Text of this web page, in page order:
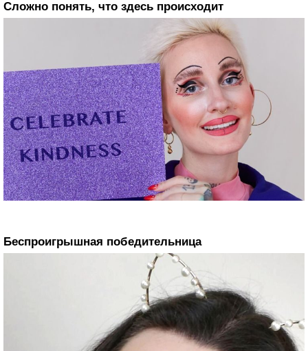
Сложно понять, что здесь происходит
Беспроигрышная победительница